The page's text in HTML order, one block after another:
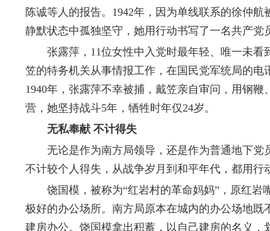
陈诚等人的报告。1942年，因为单线联系的徐仲
静默状态中孤独坚守，她用行动书写了一名共产党
张露萍，11位女性中入党时最年轻、唯一未看
笠的特务机关从事情报工作，在国民党军统局的
1940年，张露萍不幸被捕，戴笠亲自审问，用钢
营，她坚持战斗5年，牺牲时年仅24岁。
无私奉献 不计得失
无论是作为南方局领导，还是作为普通地下党
不计较个人得失，从战争岁月到和平年代，都用行
饶国模，被称为“红岩村的革命妈妈”，原红岩
极好的办公场所。南方局原本在城内的办公场地
建房办公。饶国模拿出积蓄，以自己建房的名义